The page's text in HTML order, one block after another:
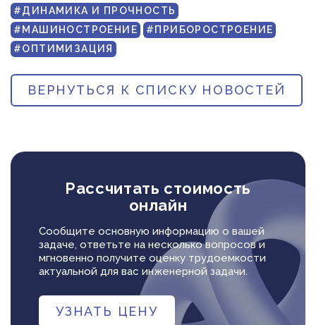
#ДИНАМИКА И ПРОЧНОСТЬ
#МАШИНОСТРОЕНИЕ
#ПРИБОРОСТРОЕНИЕ
#ОПТИМИЗАЦИЯ
ВЕРНУТЬСЯ К СПИСКУ НОВОСТЕЙ
Рассчитать стоимость
онлайн
Сообщите основную информацию о вашей
задаче, ответьте на несколько вопросов и
мгновенно получите оценку трудоемкости
актуальной для вас инженерной задачи.
УЗНАТЬ ЦЕНУ